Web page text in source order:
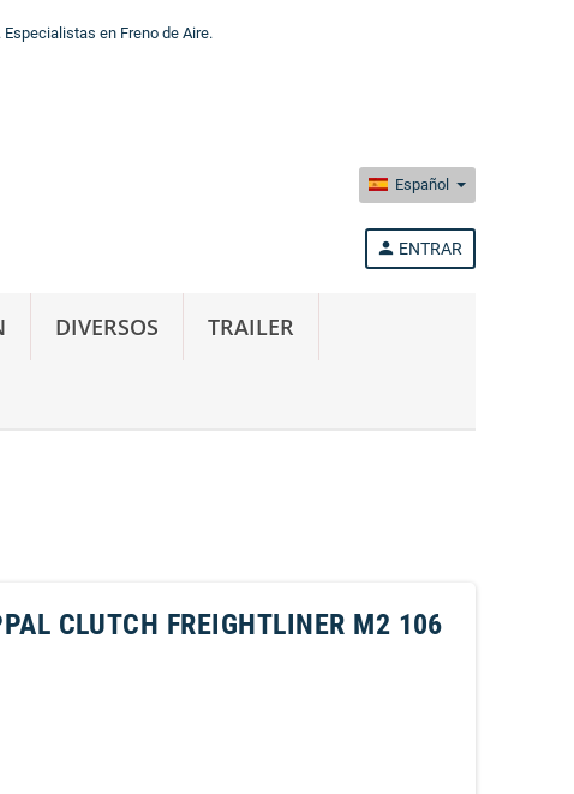
en Freno de Aire.
Español
person ENTRAR
DIVERSOS TRAILER
CLUTCH FREIGHTLINER M2 106